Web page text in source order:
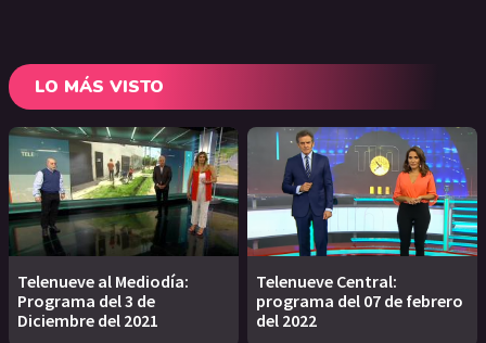
LO MÁS VISTO
Telenueve al Mediodía:
Programa del 3 de
Diciembre del 2021
Telenueve Central:
programa del 07 de febrero
del 2022